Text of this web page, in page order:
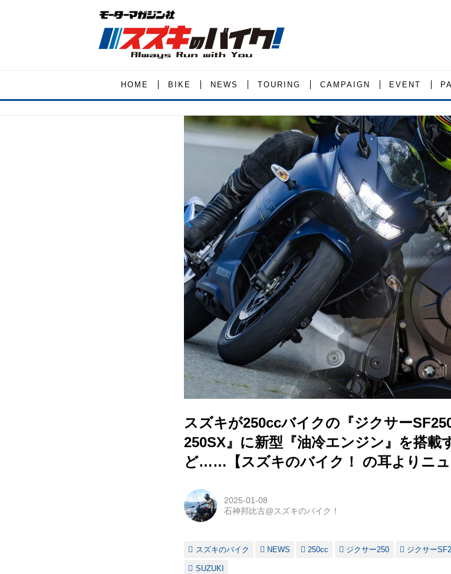
HOME BIKE NEWS TOURING CAMPAIGN EVENT
スズキが250ccバイクの『ジクサー
250SX』に新型『油冷エンジン』を搭載
ど……【スズキのバイク！ の耳よりニュ
2025-01-08
石神邦比古@スズキのバイク！
スズキのバイク NEWS 250cc ジクサー250 ジクサー
SUZUKI